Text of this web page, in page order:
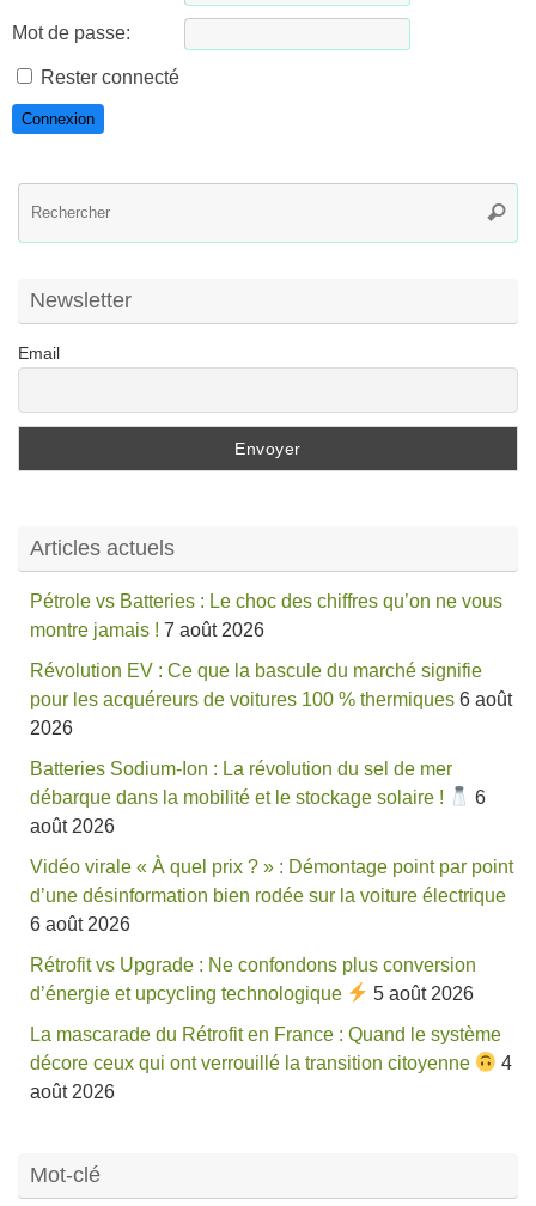
Mot de passe:
Rester connecté
Connexion
Newsletter
Email
Articles actuels
Pétrole vs Batteries : Le choc des chiffres qu’on ne vous
montre jamais ! 7 août 2026
Révolution EV : Ce que la bascule du marché signifie
pour les acquéreurs de voitures 100 % thermiques 6 août
2026
Batteries Sodium-Ion : La révolution du sel de mer
débarque dans la mobilité et le stockage solaire !
6
août 2026
Vidéo virale « À quel prix ? » : Démontage point par point
d’une désinformation bien rodée sur la voiture électrique
6 août 2026
Rétrofit vs Upgrade : Ne confondons plus conversion
d’énergie et upcycling technologique
5 août 2026
La mascarade du Rétrofit en France : Quand le système
décore ceux qui ont verrouillé la transition citoyenne
4
août 2026
Mot-clé